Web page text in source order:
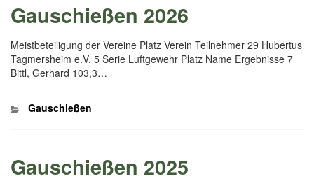
Gauschießen 2026
Meistbeteiligung der Vereine Platz Verein Teilnehmer 29 Hubertus
Tagmersheim e.V. 5 Serie Luftgewehr Platz Name Ergebnisse 7
Bittl, Gerhard 103,3…
Kategorien
Gauschießen
Gauschießen 2025